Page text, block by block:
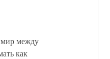
между
как